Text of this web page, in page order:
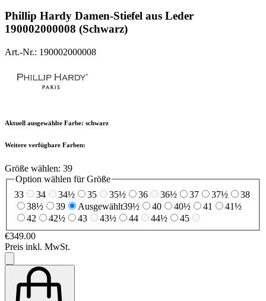
Phillip Hardy Damen-Stiefel aus Leder
190002000008 (Schwarz)
Art.-Nr.: 190002000008
Aktuell ausgewählte Farbe: schwarz
Weitere verfügbare Farben:
Größe wählen: 39
Option wählen für Größe
33
34 34½ 35 35½ 36 36½ 37 37½
38
38½
39 Ausgewählt39½ 40 40½ 41
41½
42
42½ 43 43½ 44 44½
45
€349.00
Preis inkl. MwSt.